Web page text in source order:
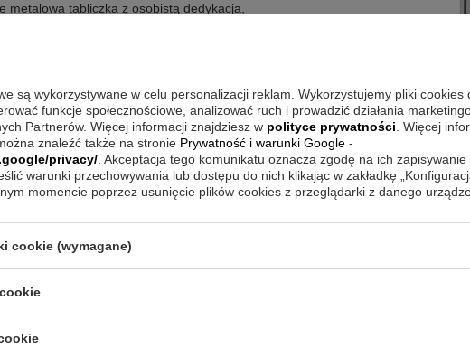
tabliczka z osobistą dedykacją,
lub grafikę. Taki wybór jest
wiary i wartości chrześcijańskich.
z grawerem?
z dopracowanym wzornictwem i
ją do okazji, a jednocześnie
podkreśla religijną symbolikę
wyrazistości
wzmacniają efekt detalu
tekst grawerunku
z dedykacją tworzą spójną oprawę
są wykorzystywane w celu personalizacji reklam. Wykorzystujemy pliki cookies
funkcje społecznościowe, analizować ruch i prowadzić działania
Partnerów. Więcej informacji znajdziesz w polityce prywatności . Więcej
znaleźć także na stronie Prywatność i warunki Google -
privacy/ . Akceptacja tego komunikatu oznacza zgodę na ich zapisywanie
warunki przechowywania lub dostępu do nich klikając w zakładkę
momencie poprzez usunięcie plików cookies z przeglądarki z danego
cookie (wymagane)